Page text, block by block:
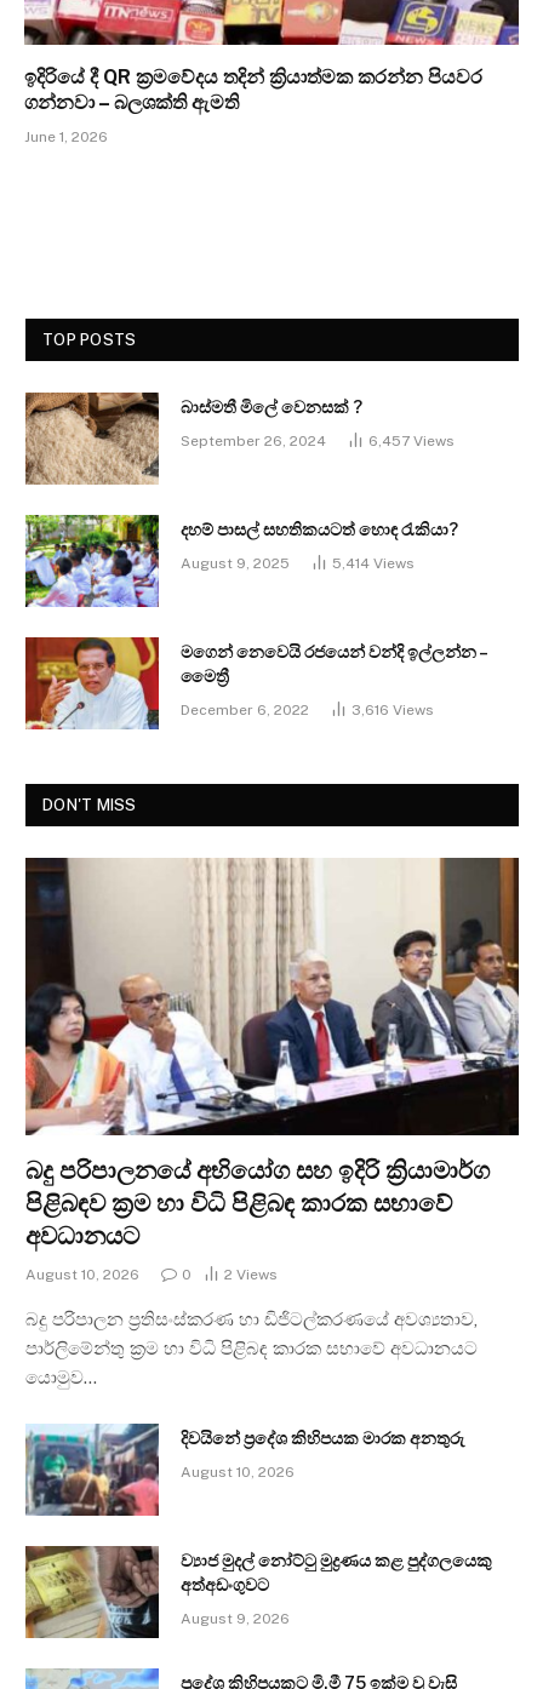
ඉදිරියේ දී QR ක්‍රමවේදය තදින් ක්‍රියාත්මක කරන්න පියවර
ගන්නවා – බලශක්ති ඇමති
June 1, 2026
TOP POSTS
බාස්මතී මිලේ වෙනසක් ?
September 26, 2024 6,457 Views
දහම් පාසල් සහතිකයටත් හොඳ රැකියා?
August 9, 2025 5,414 Views
මගෙන් නෙවෙයි රජයෙන් වන්දි ඉල්ලන්න –
මෛත්‍රී
December 6, 2022 3,616 Views
DON'T MISS
බදු පරිපාලනයේ අභියෝග සහ ඉදිරි ක්‍රියාමාර්ග
පිළිබඳව ක්‍රම හා විධි පිළිබඳ කාරක සභාවේ
අවධානයට
August 10, 2026 0 2 Views
බදු පරිපාලන ප්‍රතිසංස්කරණ හා ඩිජිටල්කරණයේ අවශ්‍යතාව,
පාර්ලිමේන්තු ක්‍රම හා විධි පිළිබඳ කාරක සභාවේ අවධානයට
යොමුව…
දිවයිනේ ප්‍රදේශ කිහිපයක මාරක අනතුරු
August 10, 2026
ව්‍යාජ මුදල් නෝට්ටු මුද්‍රණය කළ පුද්ගලයෙකු
අත්අඩංගුවට
August 9, 2026
ප්‍රදේශ කිහිපයකට මි.මී 75 ඉක්ම වූ වැසි